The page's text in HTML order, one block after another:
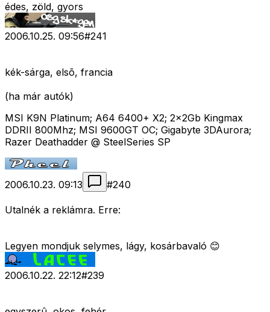
édes, zöld, gyors
2006.10.25. 09:56#241
kék-sárga, elsõ, francia
(ha már autók)
MSI K9N Platinum; A64 6400+ X2; 2x2Gb Kingmax
DDRII 800Mhz; MSI 9600GT OC; Gigabyte 3DAurora;
Razer Deathadder @ SteelSeries SP
2006.10.23. 09:13 #240
Utalnék a reklámra. Erre:
Legyen mondjuk selymes, lágy, kosárbavaló 😊
2006.10.22. 22:12#239